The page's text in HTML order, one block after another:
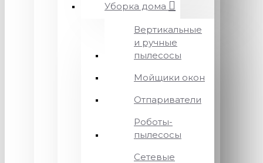
Уборка дома
Вертикальные
и ручные
пылесосы
Мойщики окон
Отпариватели
Роботы-
пылесосы
Сетевые